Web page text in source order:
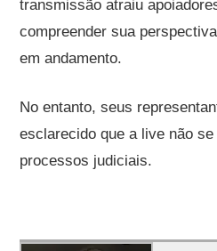
transmissão atraiu
compreender sua
em andamento.
No entanto, seus
esclarecido que a live não
processos judiciais.